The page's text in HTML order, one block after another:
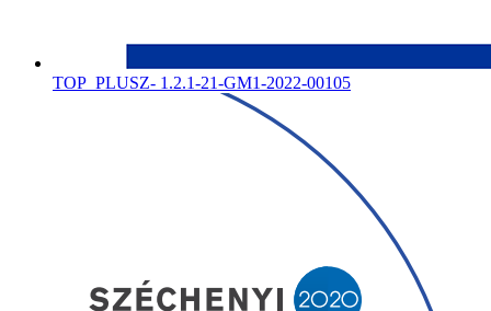
TOP_PLUSZ- 1.2.1-21-GM1-2022-00105